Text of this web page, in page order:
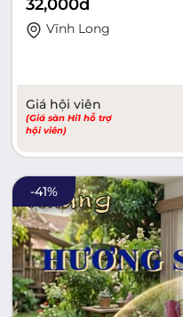
32,000đ
Vĩnh Long
Giá hội viên
(Giá sàn Hi1 hỗ trợ
hội viên)
-41%